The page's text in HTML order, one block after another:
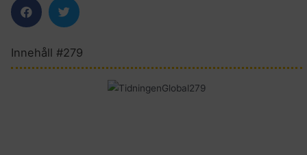
Innehåll #279